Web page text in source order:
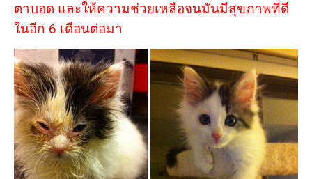
ตาบอด และให้ความช่วยเหลือจนมันมีสุขภาพที่ดี
ในอีก 6 เดือนต่อมา